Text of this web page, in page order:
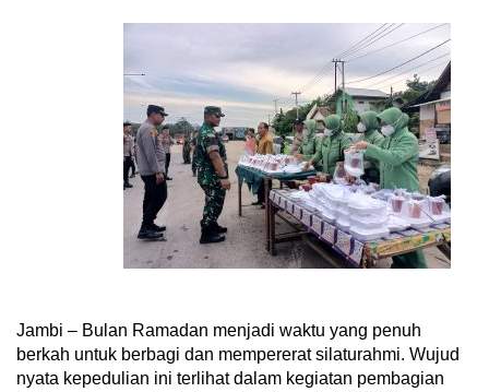
Jambi – Bulan Ramadan menjadi waktu yang penuh
berkah untuk berbagi dan mempererat silaturahmi. Wujud
nyata kepedulian ini terlihat dalam kegiatan pembagian